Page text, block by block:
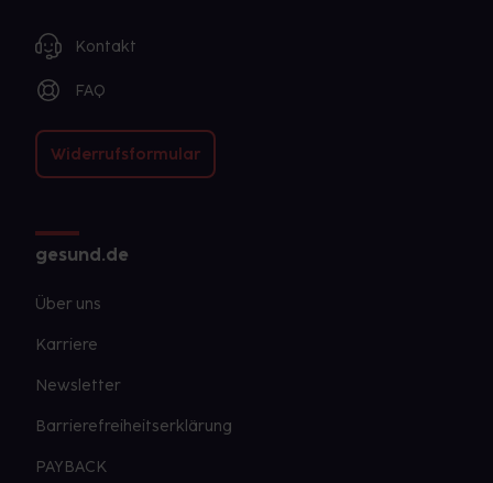
Kontakt
FAQ
Widerrufsformular
gesund.de
Über uns
Karriere
Newsletter
Barrierefreiheitserklärung
PAYBACK